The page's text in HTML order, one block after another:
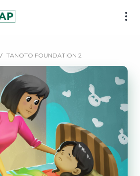
TANOTO FOUNDATION 2